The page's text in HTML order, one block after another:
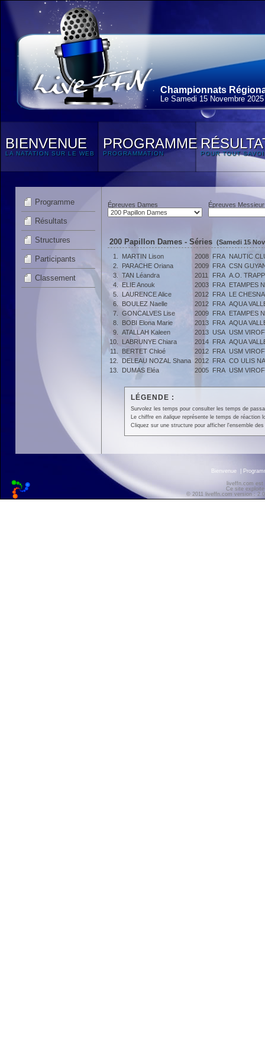
Championnats
Le Samedi 15 Novembre 2025
BIENVENUE
LA NATATION SUR LE WEB
PROGRAMME
PROGRAMMATION POUR TOUT
Programme
Résultats
Structures
Participants
Classement
Épreuves Dames Épreuves
200 Papillon Dames - Séries (Samedi 15
1.
MARTIN Lison 2008 FRA NAUTIC
2.
PARACHE Oriana 2009 FRA CSN
3.
TAN Léandra 2011 FRA A.O.
4.
ELIE Anouk 2003 FRA ETAMPES
5.
LAURENCE Alice 2012 FRA LE
6.
BOULEZ Naelle 2012 FRA AQUA
7.
GONCALVES Lise 2009 FRA ETAMPES
8.
BOBI Elona Marie 2013 FRA AQUA
9.
ATALLAH Kaleen 2013 USA USM
10.
LABRUNYE Chiara 2014 FRA AQUA
11.
BERTET Chloé 2012 FRA USM
12.
DELEAU NOZAL Shana 2012 FRA CO ULIS
13.
DUMAS Eléa 2005 FRA USM
LÉGENDE :
Survolez les temps pour consulter les temps de
Le chiffre en italiquereprésente le temps de réaction
Cliquez sur une structure pour afficher l'ensemble
Bienvenue
liveffn.com est
Ce site
© 2011 liveffn.com version :